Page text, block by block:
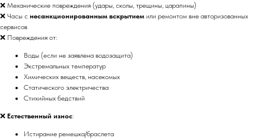
❌ Механические повреждения (удары, сколы, трещины, царапины)
❌ Часы с несанкционированным вскрытием или ремонтом вне авторизованных
сервисов
❌ Повреждения от:
Воды (если не заявлена водозащита)
Экстремальных температур
Химических веществ, насекомых
Статического электричества
Стихийных бедствий
❌ Естественный износ:
Истирание ремешка/браслета